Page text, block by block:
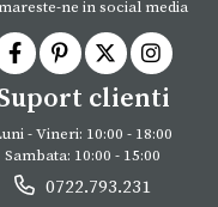
ne in social media
clienti
- Vineri: 10:00 - 18:00
Sambata: 10:00 - 15:00
0722.793.231